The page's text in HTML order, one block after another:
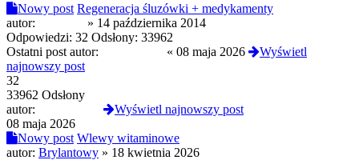
Nowy post Regeneracja śluzówki + medykamenty
autor:
» 14 października 2014
Odpowiedzi: 32 Odsłony: 33962
Ostatni post autor:
« 08 maja 2026
Wyświetl
najnowszy post
32
33962 Odsłony
autor:
Wyświetl najnowszy post
08 maja 2026
Nowy post Wlewy witaminowe
autor: Brylantowy » 18 kwietnia 2026